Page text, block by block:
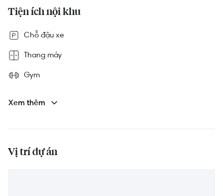
Tiện ích nội khu
Chỗ đậu xe
Thang máy
Gym
Phòng sinh hoạt cộng đồng
Xem thêm
Vị trí dự án